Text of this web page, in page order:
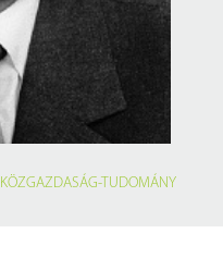
KÖZGAZDASÁG-TUDOMÁNY